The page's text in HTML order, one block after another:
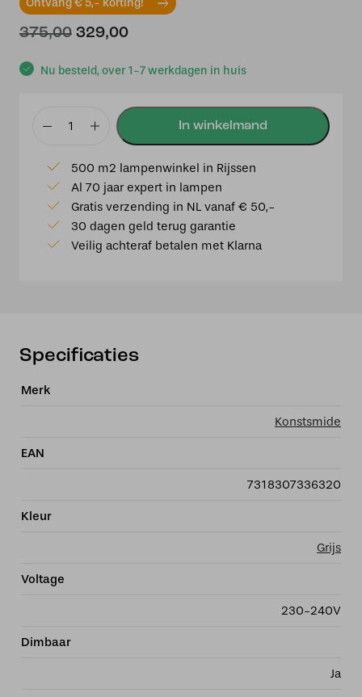
Ontvang € 5,- korting!
Nu besteld, over 1-7 werkdagen in huis
375,00 Oorspronkelijke
was:
329,00Huidige
is:
Modena
staand
armatuur
lichts
225cm,
500 m2 lampenwinkel in Rijssen
Al 70 jaar expert in lampen
Gratis verzending in NL vanaf € 50,-
30 dagen geld terug garantie
Veilig achteraf betalen met Klarna
Specificaties
Merk
Konstsmide
EAN
7318307336320
Kleur
Grijs
Voltage
230-240V
Dimbaar
Ja